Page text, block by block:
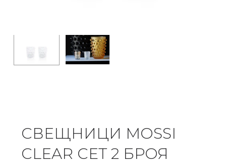
СВЕЩНИЦИ MOSSI
CLEAR СЕТ 2 БРОЯ